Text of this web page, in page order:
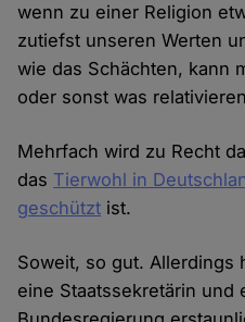
wenn zu einer Religion
zutiefst unseren Werten
wie das Schächten, kann
oder sonst was
Mehrfach wird zu Recht
das Tierwohl in
geschützt ist.
Soweit, so gut. Allerdings
eine Staatssekretärin und